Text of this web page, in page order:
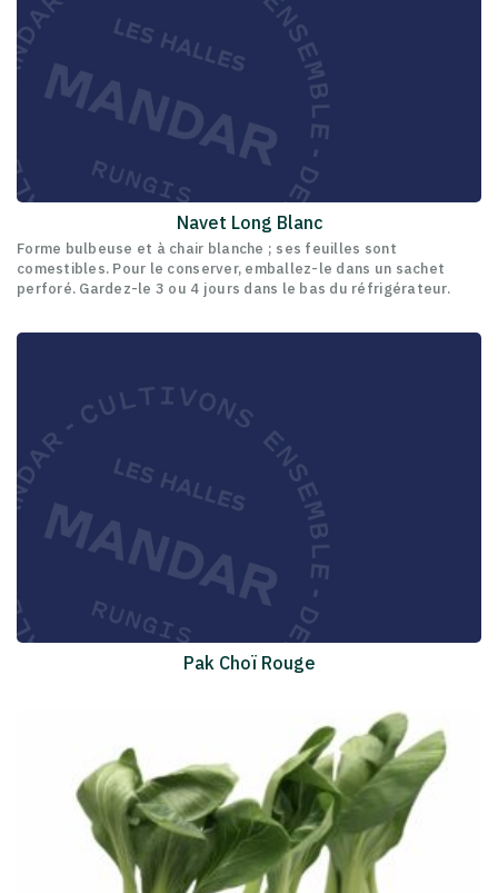
Navet Long Blanc
Forme bulbeuse et à chair blanche ; ses feuilles sont
comestibles. Pour le conserver, emballez-le dans un sachet
perforé. Gardez-le 3 ou 4 jours dans le bas du réfrigérateur.
Pak Choï Rouge